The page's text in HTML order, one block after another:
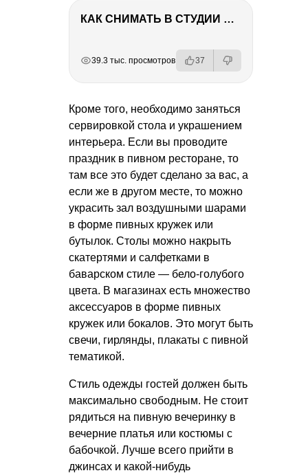
КАК СНИМАТЬ В СТУДИИ СО ВСПЫШКАМИ
39.3 тыс. просмотров 37
Кроме того, необходимо заняться
сервировкой стола и украшением
интерьера. Если вы проводите
праздник в пивном ресторане, то
там все это будет сделано за вас, а
если же в другом месте, то можно
украсить зал воздушными шарами
в форме пивных кружек или
бутылок. Столы можно накрыть
скатертями и салфетками в
баварском стиле — бело-голубого
цвета. В магазинах есть множество
аксессуаров в форме пивных
кружек или бокалов. Это могут быть
свечи, гирлянды, плакаты с пивной
тематикой.
Стиль одежды гостей должен быть
максимально свободным. Не стоит
рядиться на пивную вечеринку в
вечерние платья или костюмы с
бабочкой. Лучше всего прийти в
джинсах и какой-нибудь